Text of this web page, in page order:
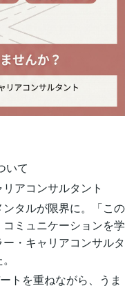
いて
アコンサルタント
タルが限界に。「この
ミュニケーションを学
・キャリアコンサルタ
トを重ねながら、うま